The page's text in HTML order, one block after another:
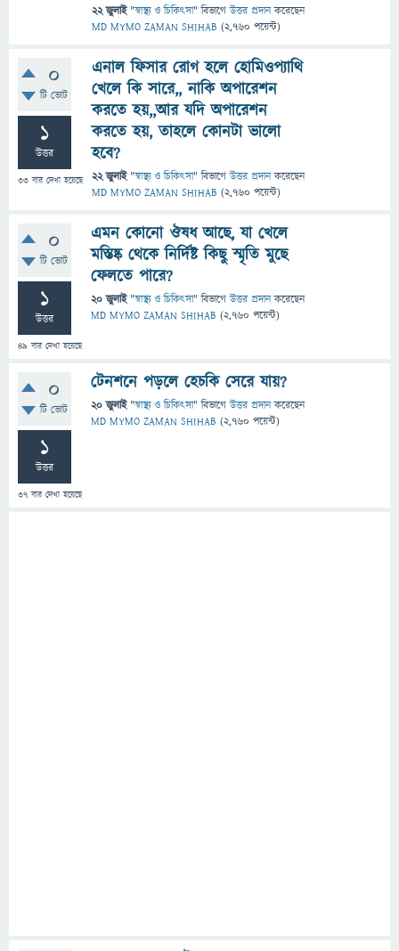
22 জুলাই "স্বাস্থ্য ও চিকিৎসা" বিভাগে উত্তর প্রদান করেছেন
MD MYMO ZAMAN SHIHAB (2,760 পয়েন্ট)
0
টি ভোট
1
উত্তর
33 বার দেখা হয়েছে
এনাল ফিসার রোগ হলে হোমিওপ্যাথি
খেলে কি সারে,, নাকি অপারেশন
করতে হয়,,আর যদি অপারেশন
করতে হয়, তাহলে কোনটা ভালো
হবে?
22 জুলাই "স্বাস্থ্য ও চিকিৎসা" বিভাগে উত্তর প্রদান করেছেন
MD MYMO ZAMAN SHIHAB (2,760 পয়েন্ট)
0
টি ভোট
1
উত্তর
49 বার দেখা হয়েছে
এমন কোনো ঔষধ আছে, যা খেলে
মস্তিষ্ক থেকে নির্দিষ্ট কিছু স্মৃতি মুছে
ফেলতে পারে?
20 জুলাই "স্বাস্থ্য ও চিকিৎসা" বিভাগে উত্তর প্রদান করেছেন
MD MYMO ZAMAN SHIHAB (2,760 পয়েন্ট)
0
টি ভোট
1
উত্তর
37 বার দেখা হয়েছে
টেনশনে পড়লে হেচকি সেরে যায়?
20 জুলাই "স্বাস্থ্য ও চিকিৎসা" বিভাগে উত্তর প্রদান করেছেন
MD MYMO ZAMAN SHIHAB (2,760 পয়েন্ট)